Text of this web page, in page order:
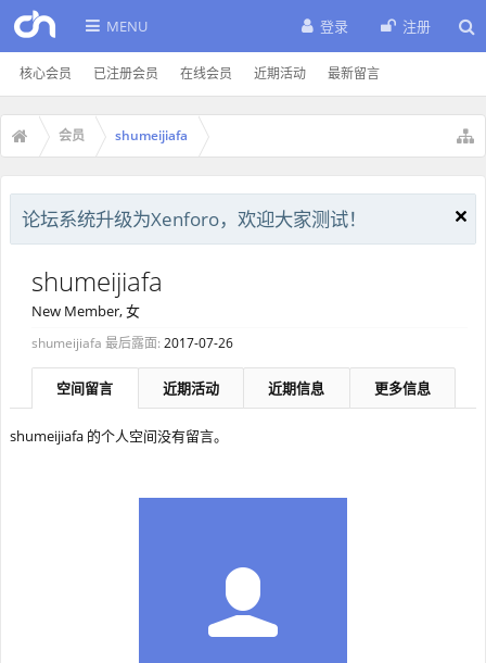
MENU
核心会员 已注册会员 在线会员 近期活动 最新留言
登录 注册
会员 shumeijiafa
论坛系统升级为Xenforo，欢迎大家测试！
shumeijiafa
New Member, 女
shumeijiafa 最后露面: 2017-07-26
空间留言 近期活动 近期信息 更多信息
shumeijiafa 的个人空间没有留言。